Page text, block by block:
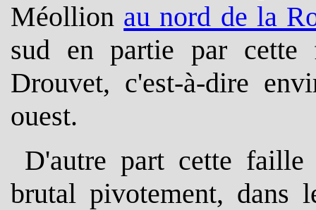
Méollion au nord de la
sud en partie par cette
Drouvet, c'est-à-dire
ouest.
D'autre part cette
brutal pivotement, dans